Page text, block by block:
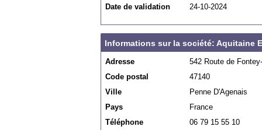
Date de validation
24-10-2024
Informations sur la société: Aquitaine
Adresse
542 Route de
Code postal
47140
Ville
Penne D'Agenais
Pays
France
Téléphone
06 79 15 55 10